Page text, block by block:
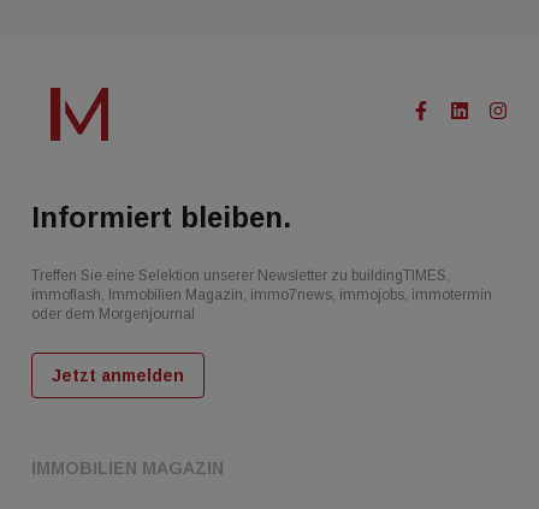
IMMOBILIEN MAGAZIN
Informiert bleiben.
Treffen Sie eine Selektion unserer Newsletter zu buildingTIMES,
immoflash, Immobilien Magazin, immo7news, immojobs, immotermin
oder dem Morgenjournal
Jetzt anmelden